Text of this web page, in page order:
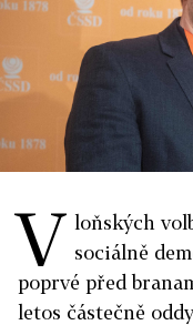
V loňských
sociálně
poprvé před
letos částečně